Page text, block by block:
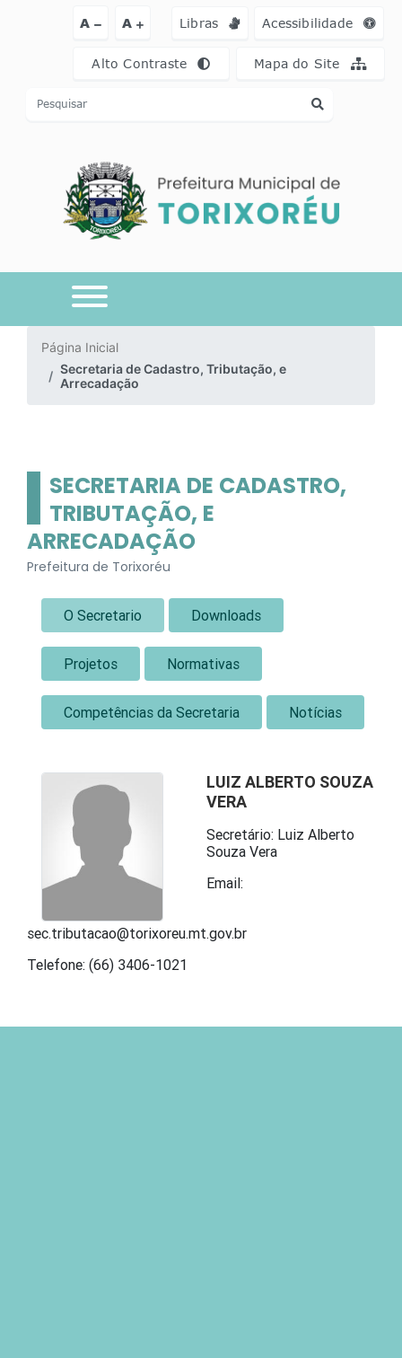
Ir para o conteúdo [alt+1] Ir para o menu [alt+2] Ir para a busca
A A Libras Acessibilidade
Alto Contraste Mapa do Site
Página Inicial
Secretaria de Cadastro, Tributação, e
Arrecadação
SECRETARIA DE CADASTRO,
TRIBUTAÇÃO, E
ARRECADAÇÃO
Prefeitura de Torixoréu
O Secretario Downloads
Projetos Normativas
Competências da Secretaria Notícias
LUIZ ALBERTO SOUZA
VERA
Secretário: Luiz Alberto
Souza Vera
Email:
sec.tributacao@torixoreu.mt.gov.br
Telefone: (66) 3406-1021